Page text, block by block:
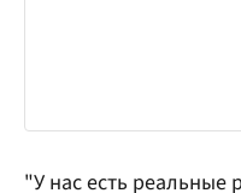
"У нас есть реальные